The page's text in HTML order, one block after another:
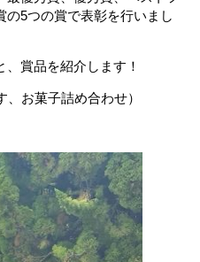
の5つの賞で表彰を行いまし
賞品を紹介します！
お菓子詰め合わせ）